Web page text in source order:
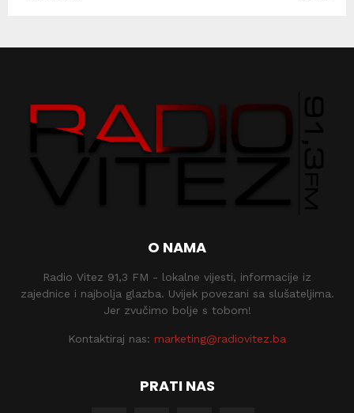
O NAMA
Radio Vitez 91,3 FM - lokalne vijesti, informacije iz
zajednice i najbolja glazba. Uvijek povezani sa slušateljima.
Jer zvučimo bolje s tobom!
Kontaktiraj nas: marketing@radiovitez.ba
PRATI NAS